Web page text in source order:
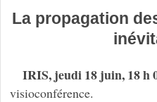
La propagation
IRIS, jeudi 18 juin, 18 h
visioconférence.